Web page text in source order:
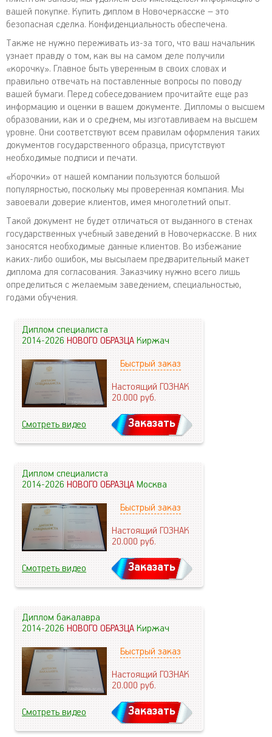
вашей покупке. Купить диплом в Новочеркасске – это
безопасная сделка. Конфиденциальность обеспечена.
Также не нужно переживать из-за того, что ваш начальник
узнает правду о том, как вы на самом деле получили
«корочку». Главное быть уверенным в своих словах и
правильно отвечать на поставленные вопросы по поводу
вашей бумаги. Перед собеседованием прочитайте еще раз
информацию и оценки в вашем документе. Дипломы о высшем
образовании, как и о среднем, мы изготавливаем на высшем
уровне. Они соответствуют всем правилам оформления таких
документов государственного образца, присутствуют
необходимые подписи и печати.
«Корочки» от нашей компании пользуются большой
популярностью, поскольку мы проверенная компания. Мы
завоевали доверие клиентов, имея многолетний опыт.
Такой документ не будет отличаться от выданного в стенах
государственных учебный заведений в Новочеркасске. В них
заносятся необходимые данные клиентов. Во избежание
каких-либо ошибок, мы высылаем предварительный макет
диплома для согласования. Заказчику нужно всего лишь
определиться с желаемым заведением, специальностью,
годами обучения.
Диплом специалиста
2014-2026НОВОГО ОБРАЗЦАКиржач
Быстрый заказ
Настоящий ГОЗНАК
20.000руб.
Смотреть видео Заказать
Диплом специалиста
2014-2026НОВОГО ОБРАЗЦАМосква
Быстрый заказ
Настоящий ГОЗНАК
20.000руб.
Смотреть видео Заказать
Диплом бакалавра
2014-2026НОВОГО ОБРАЗЦАКиржач
Быстрый заказ
Настоящий ГОЗНАК
20.000руб.
Смотреть видео Заказать